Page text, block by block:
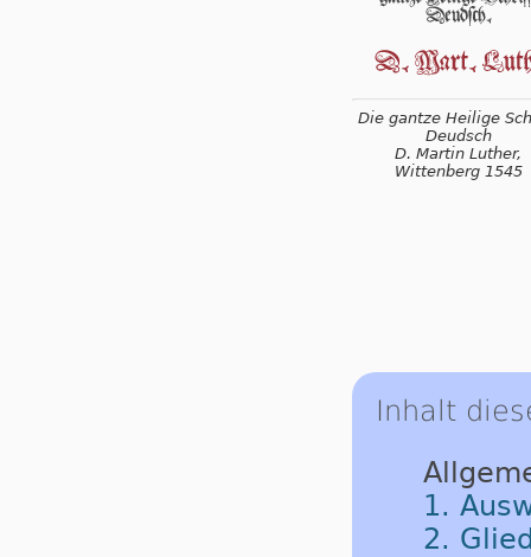
Die gantze Heilige
Deudsch
D. Martin Luther,
Wittenberg 1545
Inhalt
1.
2.